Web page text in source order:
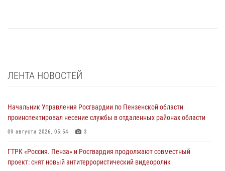
ЛЕНТА НОВОСТЕЙ
Начальник Управления Росгвардии по Пензенской области
проинспектировал несение службы в отдаленных районах области
09 августа 2026, 05:54 3
ГТРК «Россия. Пенза» и Росгвардия продолжают совместный
проект: снят новый антитеррористический видеоролик